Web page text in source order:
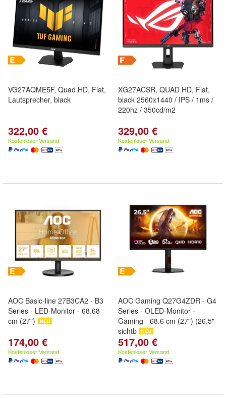
VG27AQME5F, Quad HD, Flat,
Lautsprecher, black
322,00 €
Kostenloser Versand
XG27ACSR, QUAD HD, Flat,
black 2560x1440 / IPS / 1ms /
220hz / 350cd/m2
329,00 €
Kostenloser Versand
AOC Basic-line 27B3CA2 - B3
Series - LED-Monitor - 68.68
cm (27")
174,00 €
Kostenloser Versand
AOC Gaming Q27G4ZDR - G4
Series - OLED-Monitor -
Gaming - 68.6 cm (27") (26.5"
sichtb
517,00 €
Kostenloser Versand